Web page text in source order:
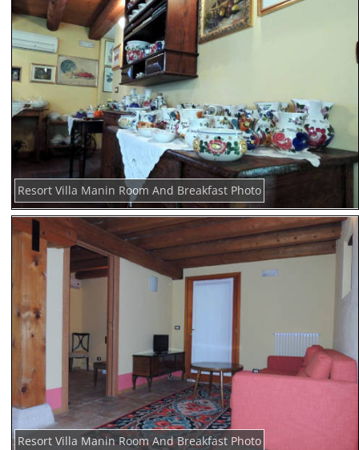
Resort Villa Manin Room And Breakfast Photo
Resort Villa Manin Room And Breakfast Photo